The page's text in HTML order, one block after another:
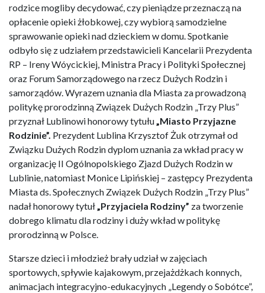
rodzice mogliby decydować, czy pieniądze przeznaczą na
opłacenie opieki żłobkowej, czy wybiorą samodzielne
sprawowanie opieki nad dzieckiem w domu. Spotkanie
odbyło się z udziałem przedstawicieli Kancelarii Prezydenta
RP – Ireny Wóycickiej, Ministra Pracy i Polityki Społecznej
oraz Forum Samorządowego na rzecz Dużych Rodzin i
samorządów. Wyrazem uznania dla Miasta za prowadzoną
politykę prorodzinną Związek Dużych Rodzin „Trzy Plus”
przyznał Lublinowi honorowy tytułu„Miasto Przyjazne
Rodzinie”. Prezydent Lublina Krzysztof Żuk otrzymał od
Związku Dużych Rodzin dyplom uznania za wkład pracy w
organizację II Ogólnopolskiego Zjazd Dużych Rodzin w
Lublinie, natomiast Monice Lipińskiej – zastępcy Prezydenta
Miasta ds. Społecznych Związek Dużych Rodzin „Trzy Plus”
nadał honorowy tytuł„Przyjaciela Rodziny” za tworzenie
dobrego klimatu dla rodziny i duży wkład w politykę
prorodzinną w Polsce.
Starsze dzieci i młodzież brały udział w zajęciach
sportowych, spływie kajakowym, przejażdżkach konnych,
animacjach integracyjno-edukacyjnych „Legendy o Sobótce”,